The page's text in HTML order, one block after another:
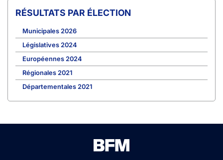
RÉSULTATS PAR ÉLECTION
Municipales 2026
Législatives 2024
Européennes 2024
Régionales 2021
Départementales 2021